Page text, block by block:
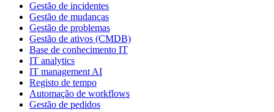
Gestão de incidentes
Gestão de mudanças
Gestão de problemas
Gestão de ativos (CMDB)
Base de conhecimento IT
IT analytics
IT management AI
Registo de tempo
Automação de workflows
Gestão de pedidos